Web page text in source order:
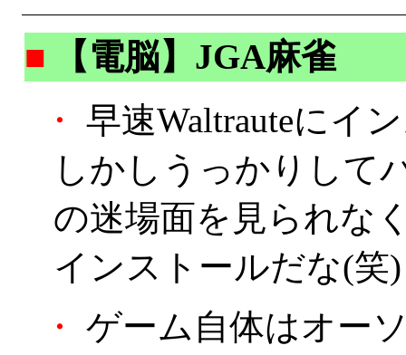
■
【電脳】JGA麻雀
・
早速Waltrauteにイ
しかしうっかりして
の迷場面を見られな
インストールだな(笑)
・
ゲーム自体はオー